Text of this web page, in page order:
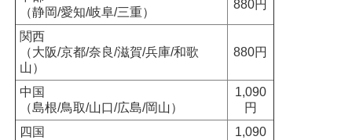
（静岡/愛知/岐阜/三重）
880円
関西
（大阪/京都/奈良/滋賀/兵庫/和歌
山）
880円
中国
（島根/鳥取/山口/広島/岡山）
1,090
円
四国
1,090